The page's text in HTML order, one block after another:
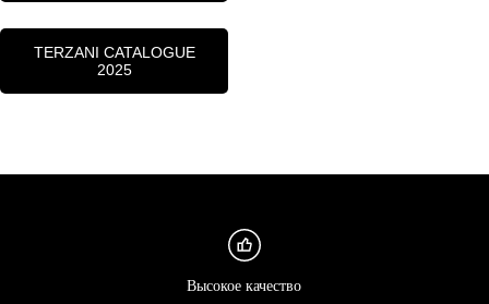
TERZANI CATALOGUE
2025
Высокое качество